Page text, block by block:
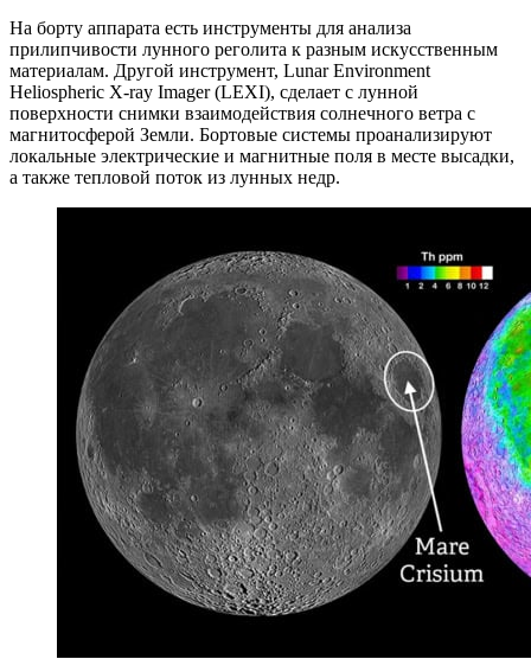
На борту аппарата есть инструменты для анализа
прилипчивости лунного реголита к разным искусственным
материалам. Другой инструмент, Lunar Environment
Heliospheric X-ray Imager (LEXI), сделает с лунной
поверхности снимки взаимодействия солнечного ветра с
магнитосферой Земли. Бортовые системы проанализируют
локальные электрические и магнитные поля в месте высадки,
а также тепловой поток из лунных недр.